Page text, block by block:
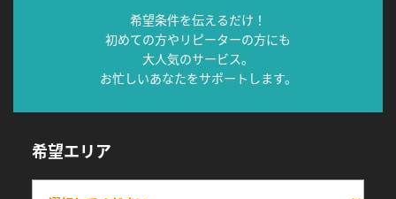
希望条件を伝えるだけ！
初めての方やリピーターの方にも
大人気のサービス。
お忙しいあなたをサポートします。
希望エリア